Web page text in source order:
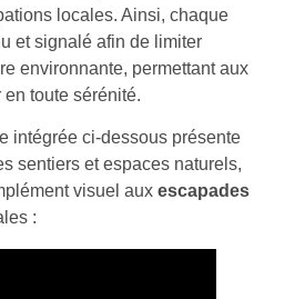
locales. Ainsi, chaque
et signalé afin de limiter
environnante, permettant aux
en toute sérénité.
intégrée ci-dessous présente
sentiers et espaces naturels,
visuel aux escapades
: